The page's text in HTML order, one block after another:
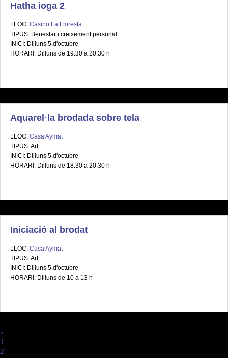
Hatha ioga 2
LLOC: Casino La Floresta
TIPUS: Benestar i creixement personal
INICI: Dilluns 5 d'octubre
HORARI: Dilluns de 19.30 a 20.30 h
Aquarel·la brodada sobre tela
LLOC: Casa Aymat
TIPUS: Art
INICI: Dilluns 5 d'octubre
HORARI: Dilluns de 18.30 a 20.30 h
Iniciació al brodat
LLOC: Casa Aymat
TIPUS: Art
INICI: Dilluns 5 d'octubre
HORARI: Dilluns de 10 a 13 h
«
1
2